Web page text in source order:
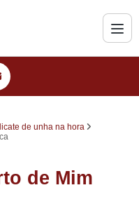
de unha na hora
de Mim